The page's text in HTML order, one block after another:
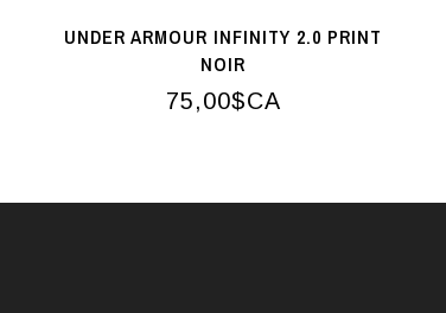
UNDER ARMOUR INFINITY 2.0 PRINT
NOIR
75,00$CA